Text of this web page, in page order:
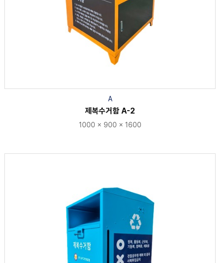
A
제복수거함 A-2
1000 × 900 × 1600